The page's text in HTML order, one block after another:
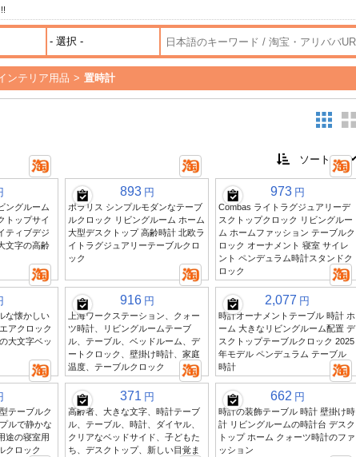
ンテリア用品 > 置時計
ングルーム
トップサイ
ティブデジ
文字の高齢
893 円
ポラリス シンプルモダンなテーブ
ルクロック リビングルーム ホーム
大型デスクトップ 高齢時計 北欧ラ
イトラグジュアリーテーブルクロ
ック
973 円
Combas ライトラグジュアリーデ
スクトップクロック リビングルー
ム ホームファッション テーブルク
ロック オーナメント 寝室 サイレ
ント ペンデュラム時計スタンドク
ロック
な懐かしい
アクロック
大文字ベッ
916 円
上海ワークステーション、クォー
ツ時計、リビングルームテーブ
ル、テーブル、ベッドルーム、デ
ートクロック、壁掛け時計、家庭
温度、テーブルクロック
2,077 円
時計オーナメントテーブル 時計 ホ
ーム 大きなリビングルーム配置 デ
スクトップテーブルクロック 2025
年モデル ペンデュラム テーブル
時計
テーブルク
ルで静かな
途の寝室用
クロック
371 円
高齢者、大きな文字、時計テーブ
ル、テーブル、時計、ダイヤル、
クリアなベッドサイド、子どもた
ち、デスクトップ、新しい目覚ま
662 円
時計の装飾テーブル 時計 壁掛け時
計 リビングルームの時計台 デスク
トップ ホーム クォーツ時計のファ
ッション